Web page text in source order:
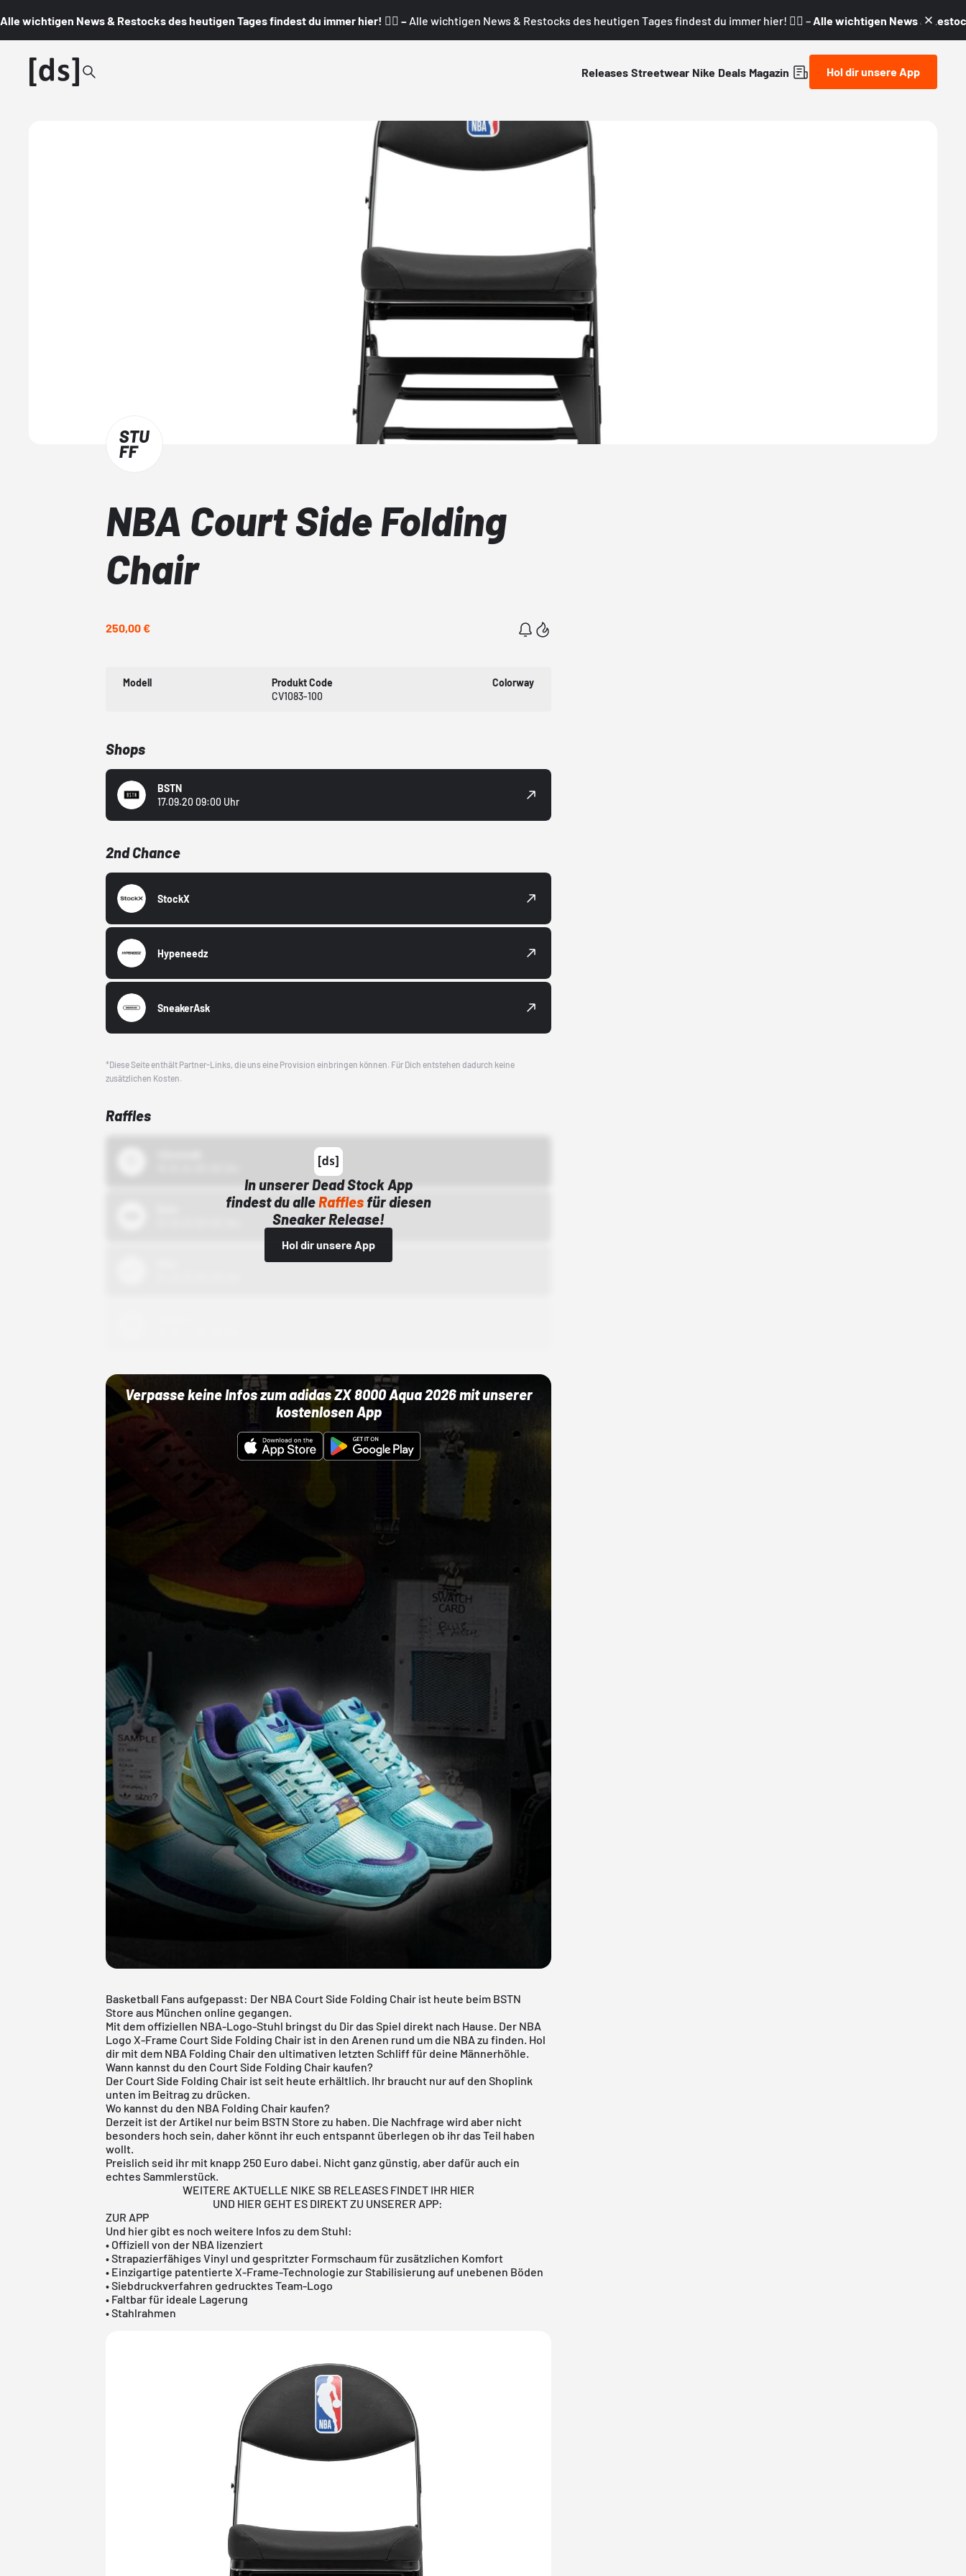
Alle wichtigen News & Restocks des heutigen Tages findest du immer hier! 👇🏼 – Alle wichtigen News & Restocks des heutigen Tages findest du immer hier! 👇🏼 – Alle wichtigen News &
Releases Streetwear Nike Deals Magazin Hol dir unsere App
NBA Court Side Folding
Chair
250,00 €
Modell
Produkt Code
CV1083-100
Colorway
Shops
BSTN
17.09.20 09:00 Uhr
2nd Chance
StockX
Hypeneedz
SneakerAsk
*Diese Seite enthält Partner-Links, die uns eine Provision einbringen können. Für Dich entstehen dadurch keine
zusätzlichen Kosten.
Raffles
In unserer Dead Stock App
findest du alleRaffles für diesen
Sneaker Release!
Hol dir unsere App
Verpasse keine Infos zum adidas ZX 8000 Aqua 2026 mit unserer
kostenlosen App
Basketball Fans aufgepasst: Der NBA Court Side Folding Chair ist heute beim BSTN
Store aus München online gegangen.
Mit dem offiziellen NBA-Logo-Stuhl bringst du Dir das Spiel direkt nach Hause. Der NBA
Logo X-Frame Court Side Folding Chair ist in den Arenen rund um die NBA zu finden. Hol
dir mit dem NBA Folding Chair den ultimativen letzten Schliff für deine Männerhöhle.
Wann kannst du den Court Side Folding Chair kaufen?
Der Court Side Folding Chair ist seit heute erhältlich. Ihr braucht nur auf den Shoplink
unten im Beitrag zu drücken.
Wo kannst du den NBA Folding Chair kaufen?
Derzeit ist der Artikel nur beim BSTN Store zu haben. Die Nachfrage wird aber nicht
besonders hoch sein, daher könnt ihr euch entspannt überlegen ob ihr das Teil haben
wollt.
Preislich seid ihr mit knapp 250 Euro dabei. Nicht ganz günstig, aber dafür auch ein
echtes Sammlerstück.
WEITERE AKTUELLE NIKE SB RELEASES FINDET IHR HIER
UND HIER GEHT ES DIREKT ZU UNSERER APP:
ZUR APP
Und hier gibt es noch weitere Infos zu dem Stuhl:
• Offiziell von der NBA lizenziert
• Strapazierfähiges Vinyl und gespritzter Formschaum für zusätzlichen Komfort
• Einzigartige patentierte X-Frame-Technologie zur Stabilisierung auf unebenen Böden
• Siebdruckverfahren gedrucktes Team-Logo
• Faltbar für ideale Lagerung
• Stahlrahmen